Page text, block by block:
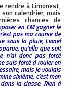
rendre à Limonest,
calendrier, mais
chances de
en CM gagner le
pas ma course de
sous la pluie, Lionel
qu’elle que soit
n’ai donc pas forcé
suis forcé à rouler en
mais je voulais
sixième, c’est mon
la classe. Rien à